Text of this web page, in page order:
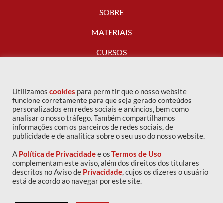
SOBRE
MATERIAIS
CURSOS
FALE CONOSCO
Copyright © 2016 IPOG - Todos os direitos reservados
Política de privacidade
Utilizamos cookies para permitir que o nosso website
funcione corretamente para que seja gerado conteúdos
personalizados em redes sociais e anúncios, bem como
analisar o nosso tráfego. Também compartilhamos
informações com os parceiros de redes sociais, de
publicidade e de analítica sobre o seu uso do nosso website.
A Política de Privacidadee os Termos de Uso
complementam este aviso, além dos direitos dos titulares
descritos no Aviso de Privacidade, cujos os dizeres o usuário
está de acordo ao navegar por este site.